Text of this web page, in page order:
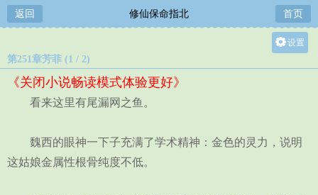
返回 修仙保命指北 首页
设置
第251章芳菲 (1 / 2)
《关闭小说畅读模式体验更好》
看来这里有尾漏网之鱼。
魏西的眼神一下子充满了学术精神：金色的灵力，说明
这姑娘金属性根骨纯度不低。